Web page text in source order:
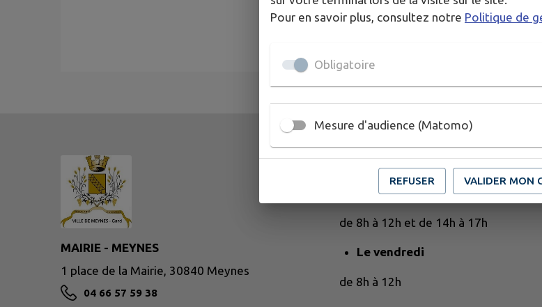
MAIRIE - MEYNES
1 place de la Mairie, 30840 Meynes
04 66 57 59 38
Du lundi au jeudi
de 8h à 12h et de 14h à 17h
Le vendredi
de 8h à 12h
Pour en savoir plus, consultez notre Politique de
Obligatoire
Mesure d'audience (Matomo)
REFUSER VALIDER MON